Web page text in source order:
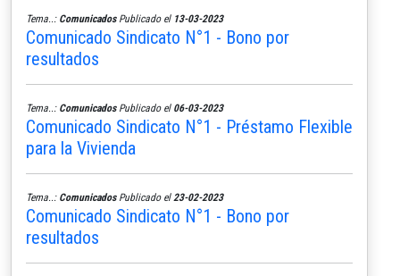
Tema..: ComunicadosPublicado el 13-03-2023
Comunicado Sindicato N°1 - Bono por
resultados
Tema..: ComunicadosPublicado el 06-03-2023
Comunicado Sindicato N°1 - Préstamo Flexible
para la Vivienda
Tema..: ComunicadosPublicado el 23-02-2023
Comunicado Sindicato N°1 - Bono por
resultados